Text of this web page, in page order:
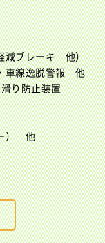
減ブレーキ 他）
車線逸脱警報 他
り防止装置
） 他